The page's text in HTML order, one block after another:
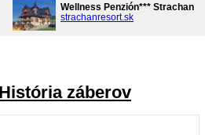
Wellness Penzión*** Strachan
strachanresort.sk
História záberov